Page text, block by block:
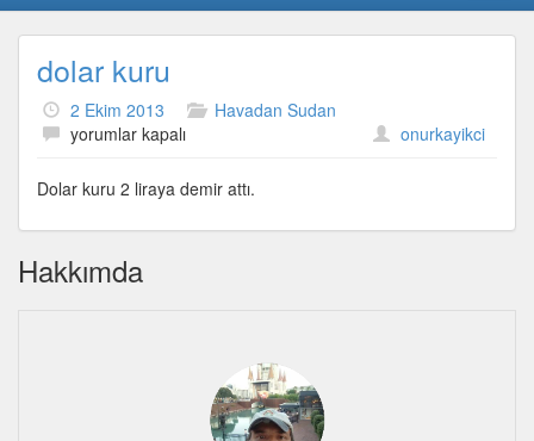
dolar kuru
2 Ekim 2013
Havadan Sudan
dolar
için
yorumlar kapalı onurkayikci
Dolar kuru 2 liraya demir attı.
Hakkımda